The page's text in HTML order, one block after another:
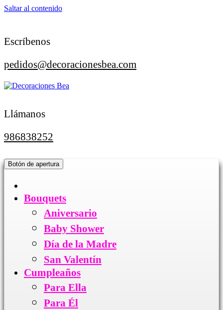
Saltar al contenido
Escríbenos
pedidos@decoracionesbea.com
Llámanos
986838252
Botón de apertura
Bouquets
Aniversario
Baby Shower
Día de la Madre
San Valentín
Cumpleaños
Para Ella
Para Él